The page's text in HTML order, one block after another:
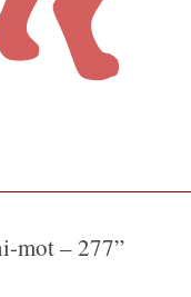
mot – 277”